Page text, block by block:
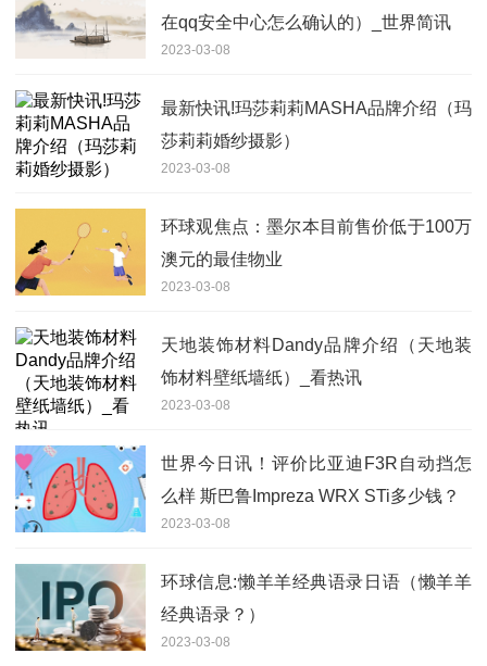
在qq安全中心怎么确认的）_世界简讯
2023-03-08
最新快讯!玛莎莉莉MASHA品牌介绍（玛
莎莉莉婚纱摄影）
2023-03-08
环球观焦点：墨尔本目前售价低于100万
澳元的最佳物业
2023-03-08
天地装饰材料Dandy品牌介绍（天地装
饰材料壁纸墙纸）_看热讯
2023-03-08
世界今日讯！评价比亚迪F3R自动挡怎
么样 斯巴鲁Impreza WRX STi多少钱？
2023-03-08
环球信息:懒羊羊经典语录日语（懒羊羊
经典语录？）
2023-03-08